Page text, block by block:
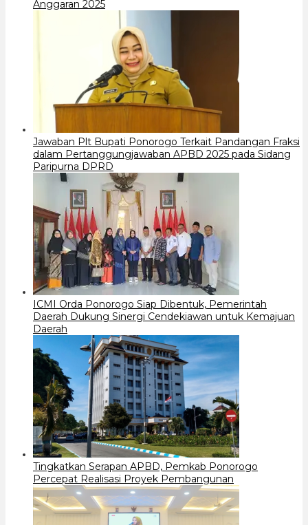
Anggaran 2025
Jawaban Plt Bupati Ponorogo Terkait Pandangan Fraksi
dalam Pertanggungjawaban APBD 2025 pada Sidang
Paripurna DPRD
ICMI Orda Ponorogo Siap Dibentuk, Pemerintah
Daerah Dukung Sinergi Cendekiawan untuk Kemajuan
Daerah
Tingkatkan Serapan APBD, Pemkab Ponorogo
Percepat Realisasi Proyek Pembangunan